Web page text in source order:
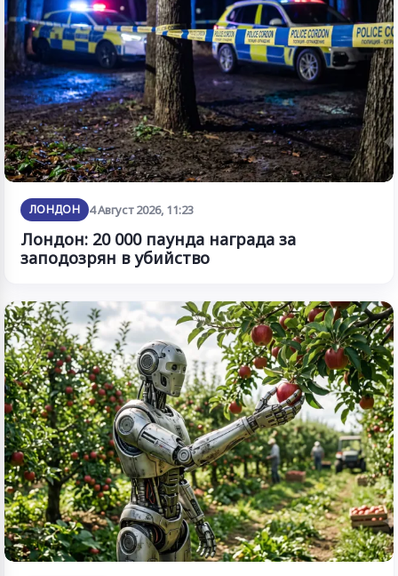
ЛОНДОН 4 Август 2026, 11:23
Лондон: 20 000 паунда награда за
заподозрян в убийство